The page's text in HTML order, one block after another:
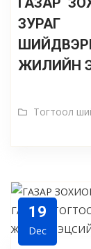
ЗУРАГ
ЖИЛИЙН
Тогтоол
19
Dec